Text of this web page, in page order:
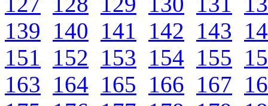
139 140 141 142 143
151
152 153 154 155
163 164 165 166 167